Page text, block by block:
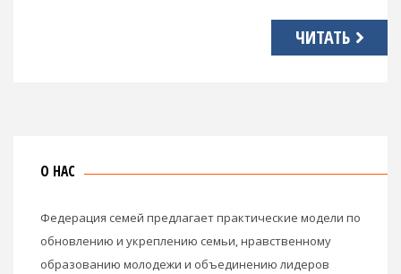
ЧИТАТЬ
О НАС
Федерация семей предлагает практические модели по
обновлению и укреплению семьи, нравственному
образованию молодежи и объединению лидеров